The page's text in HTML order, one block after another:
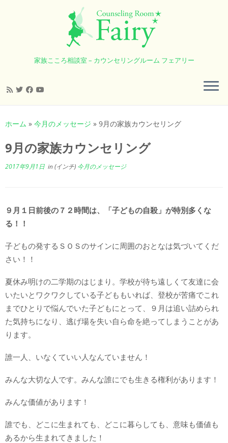
ン
ン
ツ
へ
家族こころ相談室 – カウンセリングルーム フェアリー
ホーム » 今月のメッセージ » 9月の家族カウンセリング
9月の家族カウンセリング
2017年9月1日 in (インチ) 今月のメッセージ
９月１日前後の７２時間は、「子どもの自殺」が特別多くな
る！！
子どもの発するＳＯＳのサインに周囲のおとなは気づいてくだ
さい！！
夏休み明けの二学期のはじまり。学校が待ち遠しくて友達に会
いたいとワクワクしている子どももいれば、登校が苦痛でこれ
までひとりで悩んでいた子どもにとって、９月は追い詰められ
た気持ちになり、逃げ場を失い自ら命を絶ってしまうことがあ
ります。
誰一人、いなくていい人なんていません！
みんな大切な人です。みんな誰にでも生きる権利があります！
みんな価値があります！
誰でも、どこに生まれても、どこに暮らしても、意味も価値も
あるから生まれてきました！